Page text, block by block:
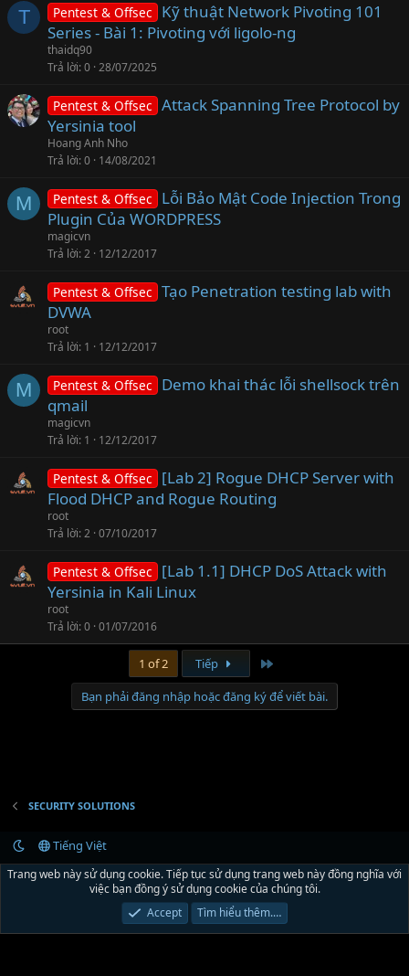
T Pentest & Offsec
Kỹ thuật Network Pivoting 101
Series - Bài 1: Pivoting với ligolo-ng
thaidq90
Trả lời 0 28/07/2025
Pentest & Offsec Attack Spanning Tree Protocol by
Yersinia tool
Hoang Anh Nho
Trả lời 0 14/08/2021
M Pentest & Offsec
Lỗi Bảo Mật Code Injection Trong
Plugin Của WORDPRESS
magicvn
Trả lời 2 12/12/2017
Pentest & Offsec Tạo Penetration testing lab with
DVWA
root
Trả lời 1 12/12/2017
M Pentest & Offsec
Demo khai thác lỗi shellsock trên
qmail
magicvn
Trả lời 1 12/12/2017
Pentest & Offsec
[Lab 2] Rogue DHCP Server with
Flood DHCP and Rogue Routing
root
Trả lời 2 07/10/2017
Pentest & Offsec
[Lab 1.1] DHCP DoS Attack with
Yersinia in Kali Linux
root
Trả lời 0 01/07/2016
1 of 2 Tiếp
Bạn phải đăng nhập hoặc đăng ký để viết bài.
SECURITY SOLUTIONS
Tiếng Việt
Liên hệ
Quy định và Nội quy Chính sách bảo mật Trợ giúp
R
Community platform by XenForo® © 2010-2024 XenForo Ltd.
Xenforo Theme © by ©XenTR
Trang web này sử dụng cookie. Tiếp tục sử dụng trang web này đồng nghĩa với
việc bạn đồng ý sử dụng cookie của chúng tôi.
Accept
Tìm hiểu thêm.…